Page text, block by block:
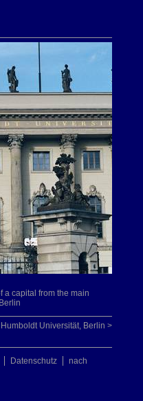
a capital from the main
Humboldt Universität, Berlin >
Datenschutz
nach